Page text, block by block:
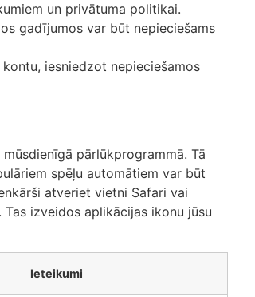
un privātuma politikai.
gadījumos var būt nepieciešams
iesniedzot nepieciešamos
pārlūkprogrammā. Tā
spēļu automātiem var būt
atveriet vietni Safari vai
izveidos aplikācijas ikonu jūsu
Ieteikumi